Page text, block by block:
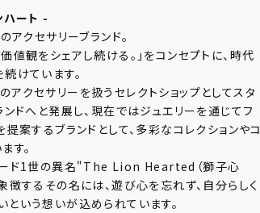
ート -
クセサリーブランド。
値観をシェアし続ける。」をコンセプトに、時代
けています。
クセサリーを扱うセレクトショップとしてスタ
ンドへと発展し、現在ではジュエリーを通じてフ
提案するブランドとして、多彩なコレクションやコ
す。
ード1世の異名"The Lion Hearted（獅子心
徴するその名には、遊び心を忘れず、自分らしく
いう想いが込められています。